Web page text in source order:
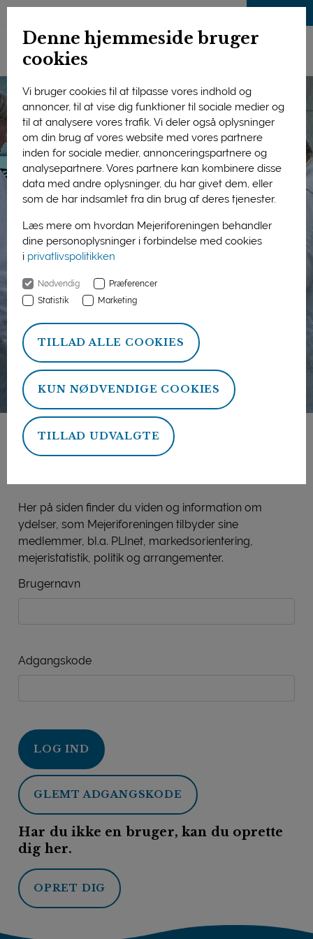
Denne hjemmeside bruger
cookies
Vi bruger cookies til at tilpasse vores indhold og
annoncer, til at vise dig funktioner til sociale medier og
til at analysere vores trafik. Vi deler også oplysninger
om din brug af vores website med vores partnere
inden for sociale medier, annonceringspartnere og
analysepartnere. Vores partnere kan kombinere disse
data med andre oplysninger, du har givet dem, eller
som de har indsamlet fra din brug af deres tjenester.
Læs mere om hvordan Mejeriforeningen behandler
dine personoplysninger i forbindelse med cookies
i privatlivspolitikken
Nødvendig
Præferencer
Statistik
Marketing
TILLAD ALLE COOKIES
KUN NØDVENDIGE COOKIES
TILLAD UDVALGTE
Mejeriforeningens
Her på siden finder du viden og information om
ydelser, som Mejeriforeningen tilbyder sine
medlemmer, bl.a. PLInet, markedsorientering,
mejeristatistik, politik og arrangementer.
Brugernavn
Adgangskode
LOG IND
GLEMT ADGANGSKODE
Har du ikke en bruger, kan du oprette
dig her.
OPRET DIG